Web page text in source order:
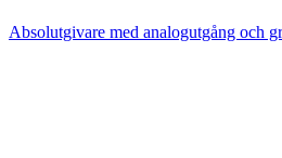
Absolutgivare med analogutgång och